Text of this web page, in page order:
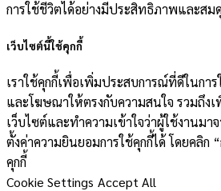
การใช้ชีวิตได้อย่างมีประสิทธิภาพและสม
เว็บไซต์นี้ใช้คุกกี้
เราใช้คุกกี้เพื่อเพิ่มประสบการณ์ที่ดีในกา
และโฆษณาให้ตรงกับความสนใจ รวมถึงเ
เว็บไซต์และทำความเข้าใจว่าผู้ใช้งานมา
ตั้งค่าความยินยอมการใช้คุกกี้ได้ โดยคลิก
คุกกี้
Cookie Settings Accept All